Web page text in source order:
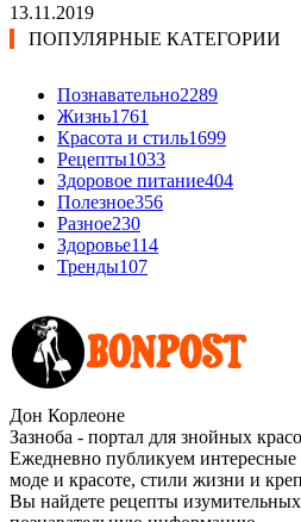
13.11.2019
ПОПУЛЯРНЫЕ КАТЕГОРИИ
Познавательно2289
Жизнь1761
Красота и стиль1699
Рецепты1033
Здоровое питание404
Полезное356
Разное230
Здоровье114
Тренды107
Дон Корлеоне
Зазноба - портал для знойных
Ежедневно публикуем интересные
моде и красоте, стили жизни и
Вы найдете рецепты